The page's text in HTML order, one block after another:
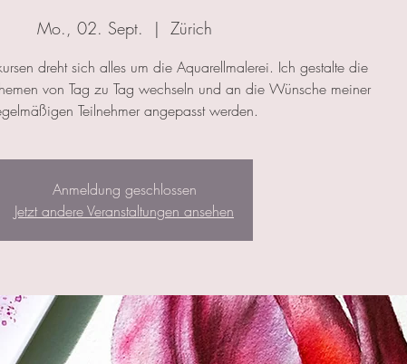
Mo., 02. Sept.
  |
Zürich
dreht sich alles um die Aquarellmalerei. Ich gestalte die
von Tag zu Tag wechseln und an die Wünsche meiner
Teilnehmer angepasst werden.
Anmeldung geschlossen
Jetzt andere Veranstaltungen ansehen